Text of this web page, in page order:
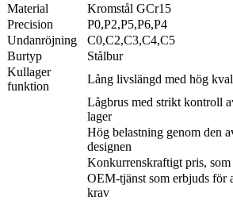
Material
Kromstål GCr15
Precision
P0,P2,P5,P6,P4
Undanröjning
C0,C2,C3,C4,C5
Burtyp
Stålbur
Kullager
funktion
Lång livslängd med hög
Lågbrus med strikt kontroll
lager
Hög belastning genom den
designen
Konkurrenskraftigt pris, som
OEM-tjänst som erbjuds för
krav